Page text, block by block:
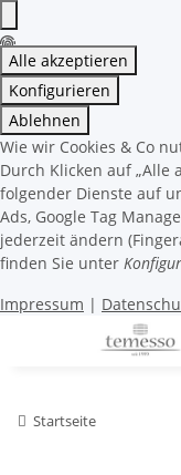
Alle akzeptieren
Konfigurieren
Ablehnen
Wie wir Cookies & Co
Durch Klicken auf „Alle
folgender Dienste auf
Ads, Google Tag
jederzeit ändern
finden Sie unter
Impressum |
Startseite